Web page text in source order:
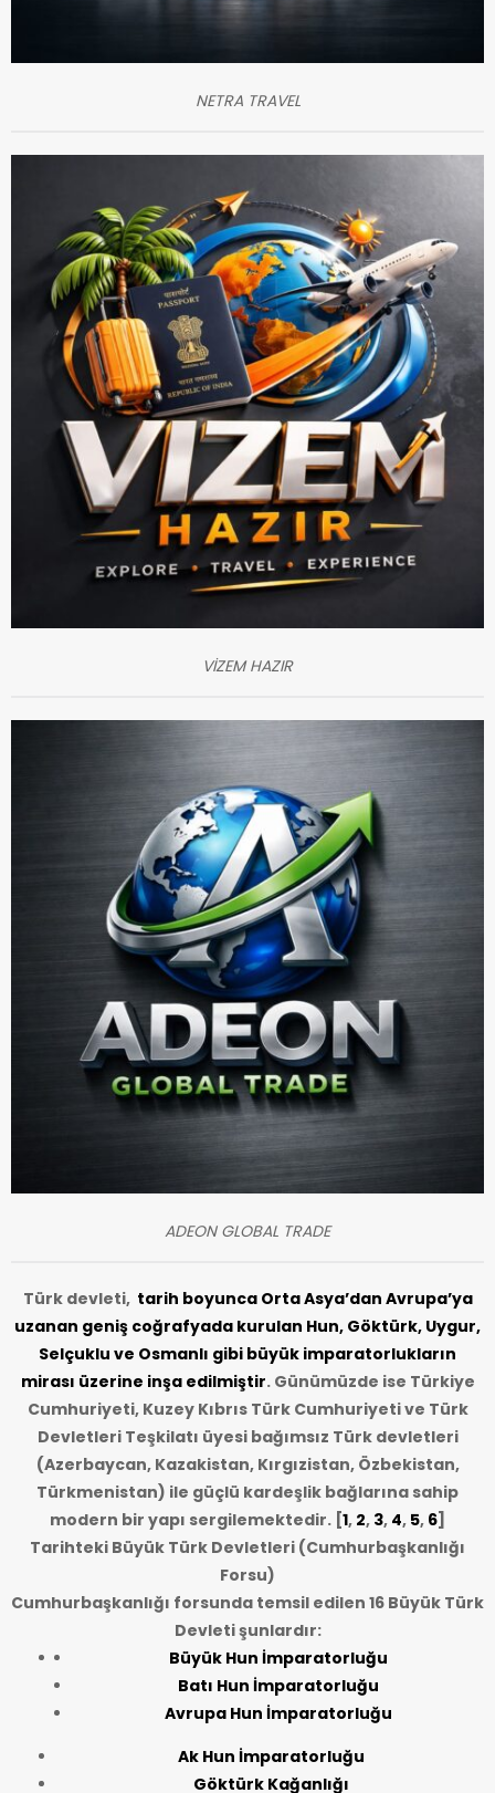
NETRA TRAVEL
VİZEM HAZIR
ADEON GLOBAL TRADE
Türk devleti, tarih boyunca Orta Asya’dan Avrupa’ya
uzanan geniş coğrafyada kurulan Hun, Göktürk, Uygur,
Selçuklu ve Osmanlı gibi büyük imparatorlukların
mirası üzerine inşa edilmiştir. Günümüzde ise Türkiye
Cumhuriyeti, Kuzey Kıbrıs Türk Cumhuriyeti ve Türk
Devletleri Teşkilatı üyesi bağımsız Türk devletleri
(Azerbaycan, Kazakistan, Kırgızistan, Özbekistan,
Türkmenistan) ile güçlü kardeşlik bağlarına sahip
modern bir yapı sergilemektedir. [1, 2, 3, 4, 5, 6]
Tarihteki Büyük Türk Devletleri (Cumhurbaşkanlığı
Forsu)
Cumhurbaşkanlığı forsunda temsil edilen 16 Büyük Türk
Devleti şunlardır:
Büyük Hun İmparatorluğu
Batı Hun İmparatorluğu
Avrupa Hun İmparatorluğu
Ak Hun İmparatorluğu
Göktürk Kağanlığı